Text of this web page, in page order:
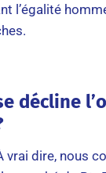
l’égalité
décline
vrai dire, nous